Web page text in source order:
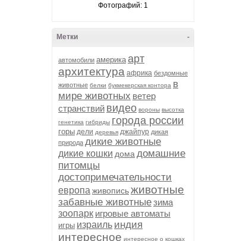
Фотографий: 1
-
Метки
автомобили америка арт
архитектура африка бездомные
животные белки букмекерская контора в
мире животных ветер
странствий видео вороны высотка
генетика гибриды города россии
горы дели деревья джайпур дикая
природа дикие животные
дикие кошки дома домашние
питомцы
достопримечательности
европа живописьживотные
забавные животныезима
зоопарк игровые автоматы
игры израиль индия
интересное интересное о кошках